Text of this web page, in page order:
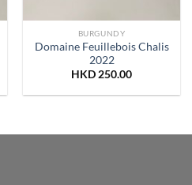
BURGUNDY
Domaine Feuillebois Chalis
2022
HKD 250.00